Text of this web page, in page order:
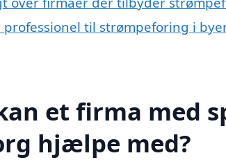
professionel til strømpeforing i
et firma med
hjælpe med?